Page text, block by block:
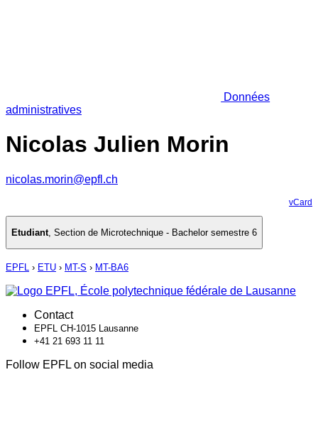
Données
administratives
Nicolas Julien Morin
nicolas.morin@epfl.ch
vCard
Etudiant, Section de Microtechnique - Bachelor semestre 6
EPFL › ETU › MT-S › MT-BA6
Contact
EPFL CH-1015 Lausanne
+41 21 693 11 11
Follow EPFL on social media